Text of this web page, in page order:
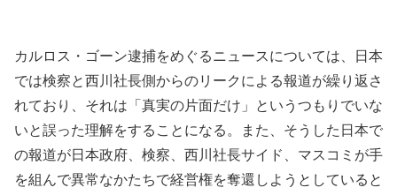
カルロス・ゴーン逮捕をめぐるニュースについては、日本
では検察と西川社長側からのリークによる報道が繰り返さ
れており、それは「真実の片面だけ」というつもりでいな
いと誤った理解をすることになる。また、そうした日本で
の報道が日本政府、検察、西川社長サイド、マスコミが手
を組んで異常なかたちで経営権を奪還しようとしていると